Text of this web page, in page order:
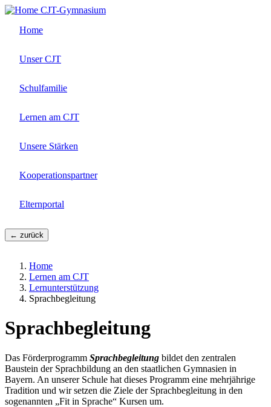
Direkt
Inhalt
CJT-Gymnasium
Home
Unser CJT
Schulfamilie
Lernen am CJT
Unsere Stärken
Kooperationspartner
Elternportal
← zurück
Home
Lernen am CJT
Lernunterstützung
Sprachbegleitung
Sprachbegleitung
Das Förderprogramm Sprachbegleitung bildet den zentralen
Baustein der Sprachbildung an den staatlichen Gymnasien in
Bayern. An unserer Schule hat dieses Programm eine mehrjährige
Tradition und wir setzen die Ziele der Sprachbegleitung in den
sogenannten „Fit in Sprache“ Kursen um.